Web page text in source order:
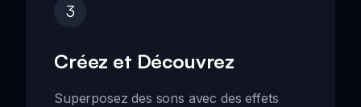
3
Créez et Découvrez
Superposez des sons avec des effets